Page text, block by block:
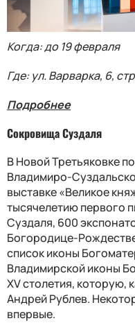
Когда: до 19 февраля
Где: ул. Варварка, 6,
Подробнее
Сокровища Суздаля
В Новой Третьяковке
Владимиро-
выставке «Великое
тысячелетию первого
Суздаля, 600
Богородице-
список иконы
Владимирской иконы
XV столетия, которую,
Андрей Рублев.
впервые.